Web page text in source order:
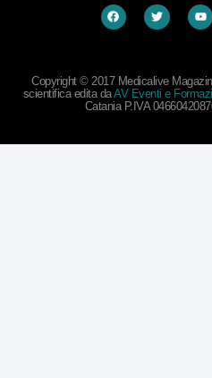
Copyright © 2017 Medicalive
scientifica edita daAV Eventi e
Catania P.IVA